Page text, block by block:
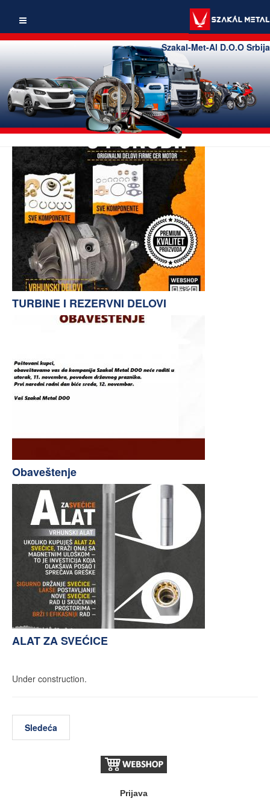
Szakal-Met-Al D.O.O Srbija
TURBINE I REZERVNI DELOVI
Obaveštenje
ALAT ZA SVEĆICE
Under construction.
Sledeća
Prijava